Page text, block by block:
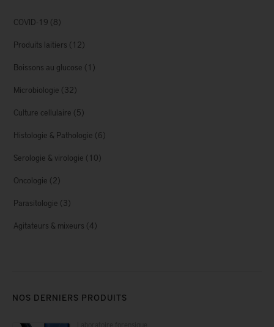
COVID-19 (8)
Produits laitiers (12)
Boissons au glucose (1)
Microbiologie (32)
Culture cellulaire (5)
Histologie & Pathologie (6)
Serologie & virologie (10)
Oncologie (2)
Parasitologie (3)
Agitateurs & mixeurs (4)
NOS DERNIERS PRODUITS